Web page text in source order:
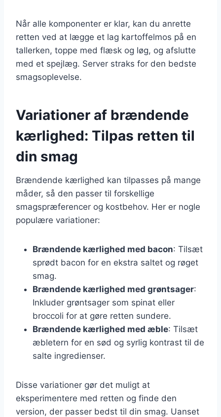
Når alle komponenter er klar, kan du anrette
retten ved at lægge et lag kartoffelmos på en
tallerken, toppe med flæsk og løg, og afslutte
med et spejlæg. Server straks for den bedste
smagsoplevelse.
Variationer af brændende
kærlighed: Tilpas retten til
din smag
Brændende kærlighed kan tilpasses på mange
måder, så den passer til forskellige
smagspræferencer og kostbehov. Her er nogle
populære variationer:
Brændende kærlighed med bacon: Tilsæt
sprødt bacon for en ekstra saltet og røget
smag.
Brændende kærlighed med grøntsager:
Inkluder grøntsager som spinat eller
broccoli for at gøre retten sundere.
Brændende kærlighed med æble: Tilsæt
æbletern for en sød og syrlig kontrast til de
salte ingredienser.
Disse variationer gør det muligt at
eksperimentere med retten og finde den
version, der passer bedst til din smag. Uanset